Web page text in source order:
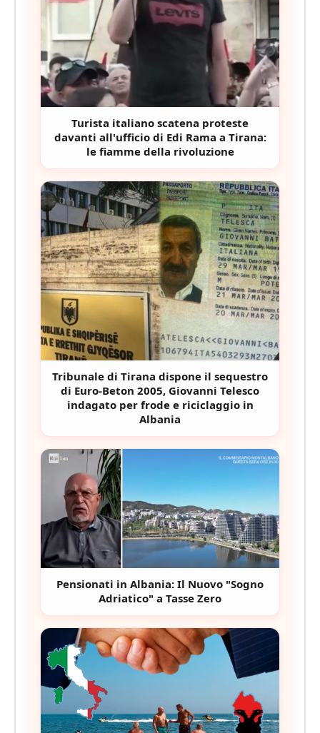
Turista italiano scatena proteste
davanti all'ufficio di Edi Rama a Tirana:
le fiamme della rivoluzione
Tribunale di Tirana dispone il sequestro
di Euro-Beton 2005, Giovanni Telesco
indagato per frode e riciclaggio in
Albania
Pensionati in Albania: Il Nuovo "Sogno
Adriatico" a Tasse Zero